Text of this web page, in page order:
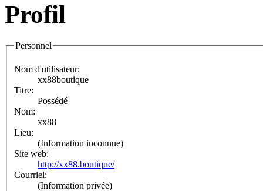
Profil
Personnel
Nom d'utilisateur:
xx88boutique
Titre:
Possédé
Nom:
xx88
Lieu:
(Information inconnue)
Site web:
http://xx88.boutique/
Courriel:
(Information privée)